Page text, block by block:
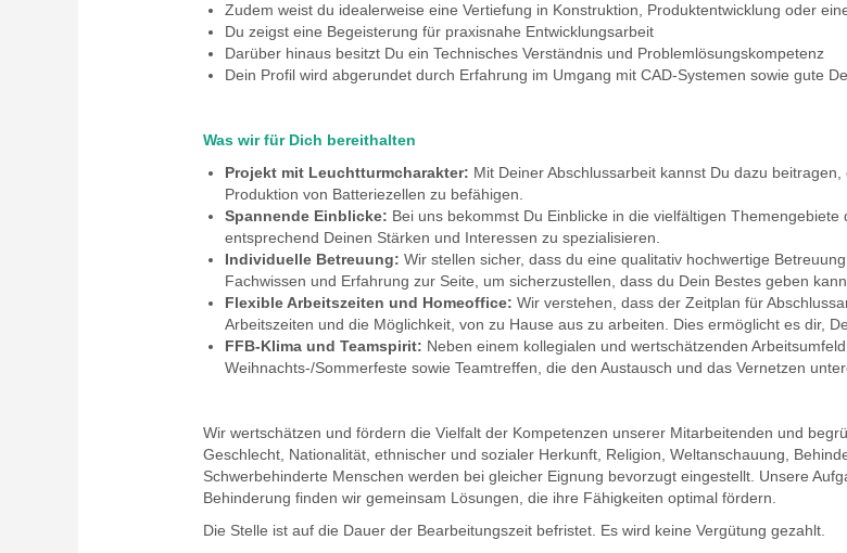
Zudem weist du idealerweise eine Vertiefung in Konstruktion, Produktentwicklung oder
Du zeigst eine Begeisterung für praxisnahe Entwicklungsarbeit
Darüber hinaus besitzt Du ein Technisches Verständnis und Problemlösungskompetenz
Dein Profil wird abgerundet durch Erfahrung im Umgang mit CAD-Systemen sowie gute
Was wir für Dich bereithalten
Projekt mit Leuchtturmcharakter: Mit Deiner Abschlussarbeit kannst Du dazu
Produktion von Batteriezellen zu befähigen.
Spannende Einblicke: Bei uns bekommst Du Einblicke in die vielfältigen
entsprechend Deinen Stärken und Interessen zu spezialisieren.
Individuelle Betreuung: Wir stellen sicher, dass du eine qualitativ hochwertige
Fachwissen und Erfahrung zur Seite, um sicherzustellen, dass du Dein Bestes geben kann.
Flexible Arbeitszeiten und Homeoffice: Wir verstehen, dass der Zeitplan für
Arbeitszeiten und die Möglichkeit, von zu Hause aus zu arbeiten. Dies ermöglicht es dir,
FFB-Klima und Teamspirit: Neben einem kollegialen und wertschätzenden
Weihnachts-/Sommerfeste sowie Teamtreffen, die den Austausch und das Vernetzen
Wir wertschätzen und fördern die Vielfalt der Kompetenzen unserer Mitarbeitenden und
Geschlecht, Nationalität, ethnischer und sozialer Herkunft, Religion, Weltanschauung,
Schwerbehinderte Menschen werden bei gleicher Eignung bevorzugt eingestellt. Unsere
Behinderung finden wir gemeinsam Lösungen, die ihre Fähigkeiten optimal fördern.
Die Stelle ist auf die Dauer der Bearbeitungszeit befristet. Es wird keine Vergütung gezahlt.